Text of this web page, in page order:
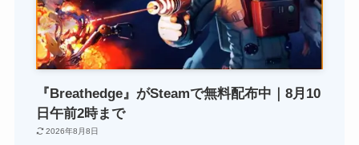
『Breathedge』がSteamで無料配布中｜8月10
日午前2時まで
2026年8月8日